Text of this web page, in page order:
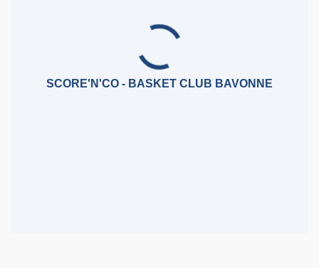
SCORE'N'CO - BASKET CLUB BAVONNE